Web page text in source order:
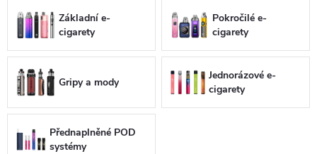
Základní e-
cigarety
Pokročilé e-
cigarety
Gripy a mody
Jednorázové e-
cigarety
Přednaplněné POD
systémy